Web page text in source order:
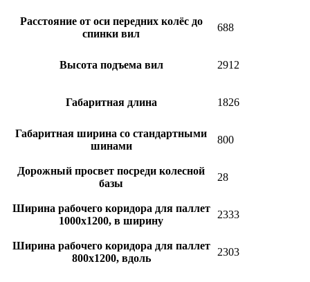
Расстояние от оси передних колёс до
спинки вил
688
Высота подъема вил 2912
Габаритная длина 1826
Габаритная ширина со стандартными
шинами
800
Дорожный просвет посреди колесной
базы
28
Ширина рабочего коридора для паллет
1000х1200, в ширину
2333
Ширина рабочего коридора для паллет
800х1200, вдоль
2303